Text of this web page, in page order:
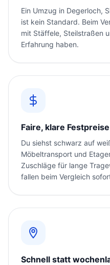
Ein Umzug in Degerloch,
ist kein Standard. Beim
mit Stäffele, Steilstraßen
Erfahrung haben.
Faire, klare Festpreise
Du siehst schwarz auf
Möbeltransport und
Zuschläge für lange
fallen beim Vergleich
Schnell statt